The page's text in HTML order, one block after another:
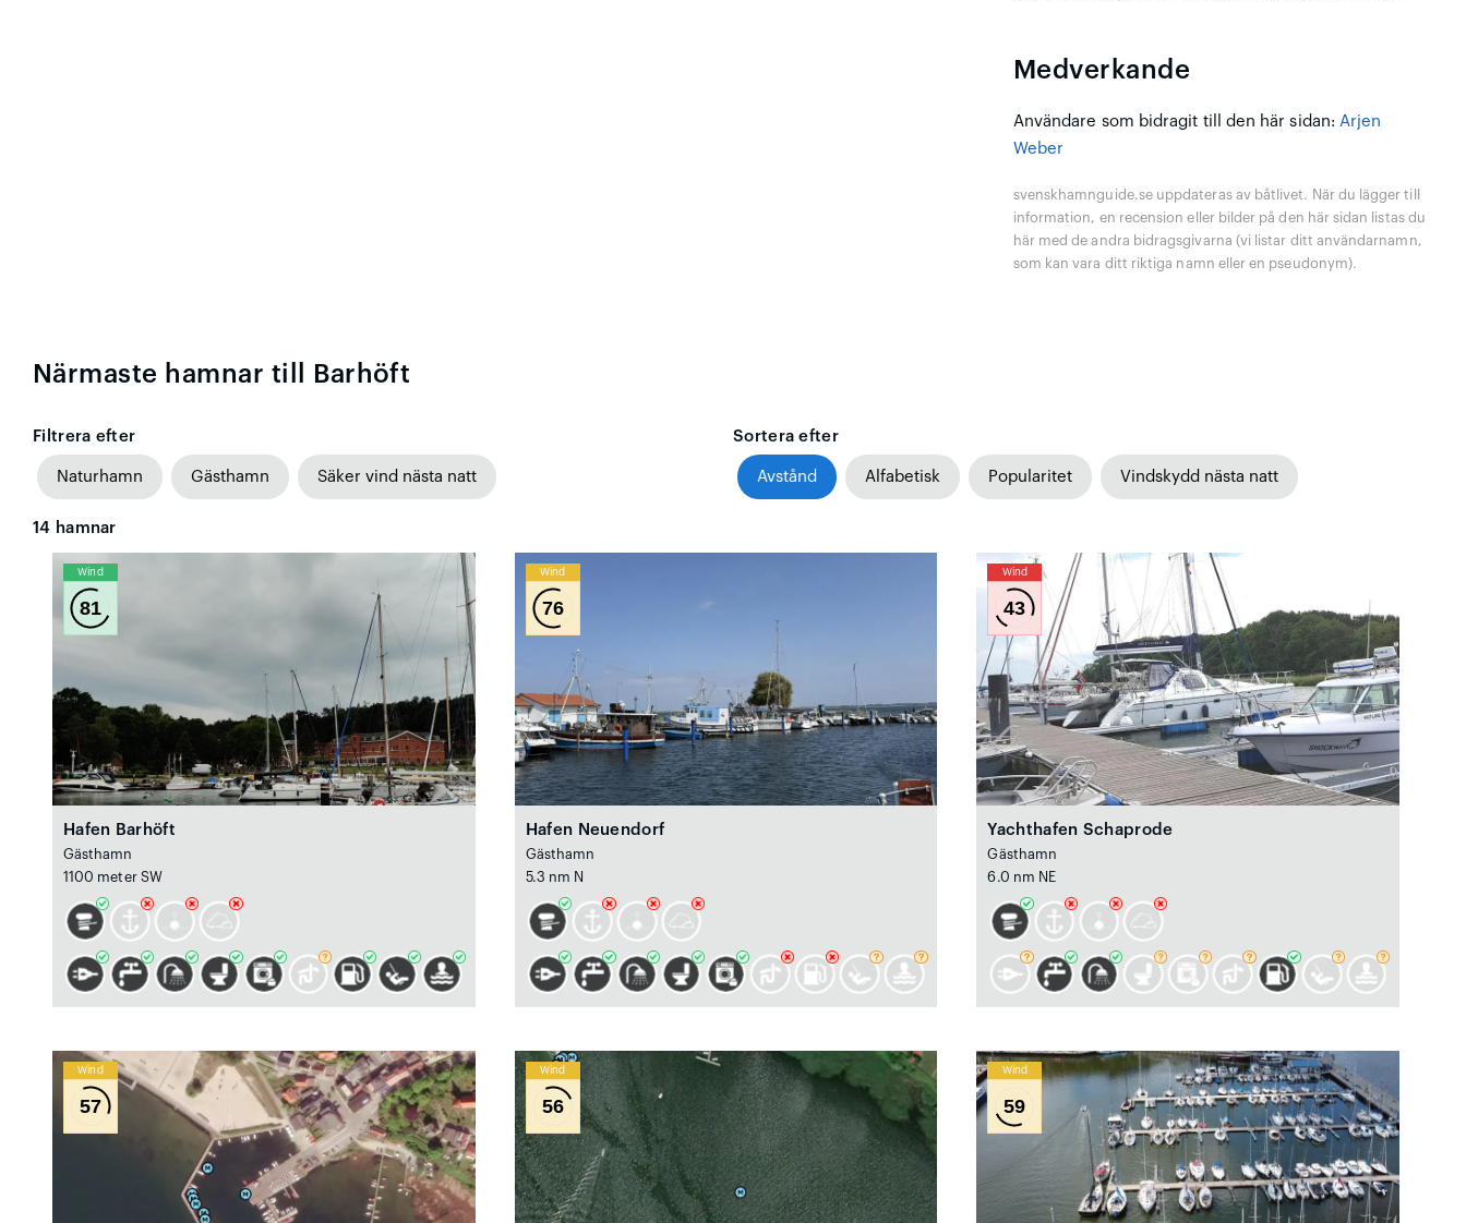
Medverkande
Användare som bidragit till den här sidan: Arjen
Weber
svenskhamnguide.se uppdateras av båtlivet. När du lägger till
information, en recension eller bilder på den här sidan listas du
här med de andra bidragsgivarna (vi listar ditt användarnamn,
som kan vara ditt riktiga namn eller en pseudonym).
Närmaste hamnar till Barhöft
Filtrera efter
Naturhamn Gästhamn Säker vind nästa natt
Sortera efter
Avstånd Alfabetisk Popularitet Vindskydd nästa natt
14 hamnar
Wind
81
Hafen Barhöft
Gästhamn
1100 meter SW
Wind
76
Hafen Neuendorf
Gästhamn
5.3 nm N
Wind
43
Yachthafen Schaprode
Gästhamn
6.0 nm NE
Wind
57
Wind
56
Wind
59